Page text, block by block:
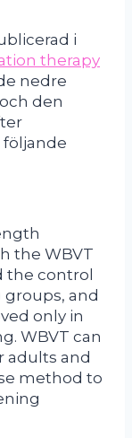
i
therapy
nedre
den
följande
the WBVT
the control
and
only in
WBVT can
adults and
method to